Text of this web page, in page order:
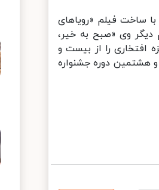
خرس نقره‌ای جشنواره فیلم برلین را دریافت کرده و سال ۲۰۰۳ با ساخت فیلم «رویاهای
وی «صبح به خیر،
از شهرت زیادی برخوردار است.وی سال ۱۹۹۹ جایزه افتخاری را از بیست و
دوره جشنواره